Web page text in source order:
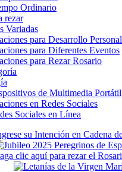
Ordinario
rezar
Variadas
para Desarrollo Personal
para Diferentes Eventos
para Rezar Rosario
de Multimedia Portátil
en Redes Sociales
Sociales en Línea